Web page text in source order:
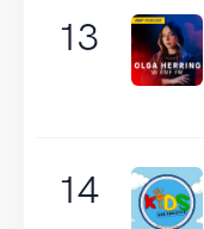
13
14